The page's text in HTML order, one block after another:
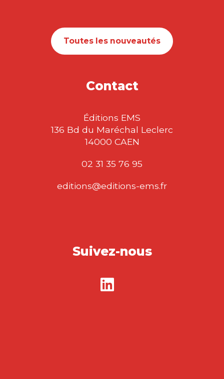
Toutes les nouveautés
Contact
Éditions EMS
136 Bd du Maréchal Leclerc
14000 CAEN
02 31 35 76 95
editions@editions-ems.fr
Suivez-nous